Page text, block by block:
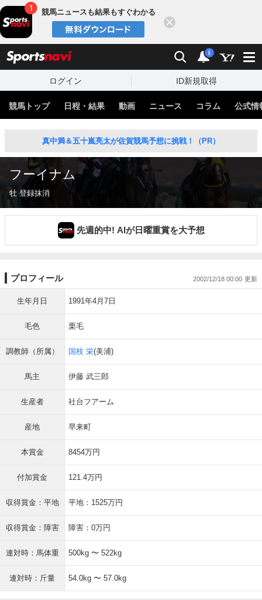
競馬ニュースも結果もすぐわかる
検索 通知
i
ログイン ID新規取得
競馬トップ 日程・結果 動画 ニュース コラム 公式情
真中満＆五十嵐亮太が佐賀競馬予想に挑戦！（PR）
フーイナム
牡 登録抹消
先週的中! AIが日曜重賞を大予想
プロフィール 2002/12/18 00:00
生年月日 1991年4月7日
毛色 栗毛
調教師（所属） 国枝 栄(美浦)
馬主 伊藤 武三郎
生産者 社台フアーム
産地 早来町
本賞金 8454万円
付加賞金 121.4万円
収得賞金：平地 平地：1525万円
収得賞金：障害 障害：0万円
連対時：馬体重 500kg 〜 522kg
連対時：斤量 54.0kg 〜 57.0kg